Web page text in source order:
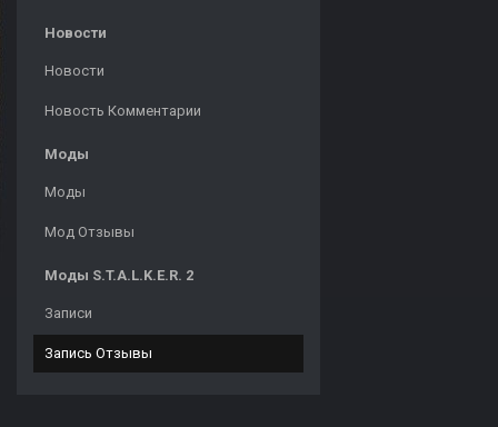
Новости
Новости
Новость Комментарии
Моды
Моды
Мод Отзывы
Моды S.T.A.L.K.E.R. 2
Записи
Запись Отзывы